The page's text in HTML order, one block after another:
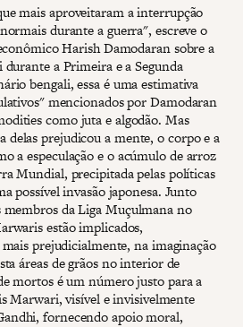
mais aproveitaram a interrupção
durante a guerra", escreve o
Harish Damodaran sobre a
a Primeira e a Segunda
bengali, essa é uma estimativa
mencionados por Damodaran
como juta e algodão. Mas
delas prejudicou a mente, o corpo e a
a especulação e o acúmulo de arroz
Mundial, precipitada pelas políticas
possível invasão japonesa. Junto
membros da Liga Muçulmana no
estão implicados,
prejudicialmente, na imaginação
áreas de grãos no interior de
mortos é um número justo para a
Marwari, visível e invisivelmente
fornecendo apoio moral,